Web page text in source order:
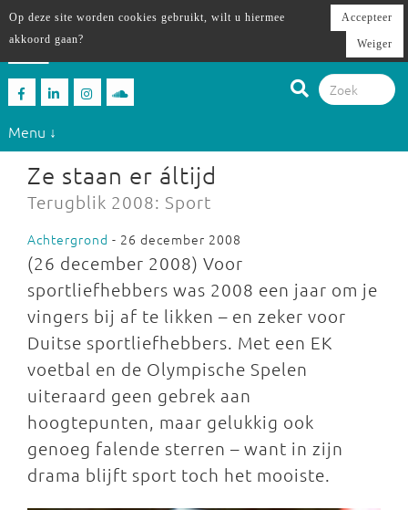
Menu ↓
Ze staan er áltijd
Terugblik 2008: Sport
Achtergrond - 26 december 2008
(26 december 2008) Voor
sportliefhebbers was 2008 een jaar om je
vingers bij af te likken – en zeker voor
Duitse sportliefhebbers. Met een EK
voetbal en de Olympische Spelen
uiteraard geen gebrek aan
hoogtepunten, maar gelukkig ook
genoeg falende sterren – want in zijn
drama blijft sport toch het mooiste.
Op deze site worden cookies gebruikt, wilt u hiermee
akkoord gaan?
Accepteer
Weiger